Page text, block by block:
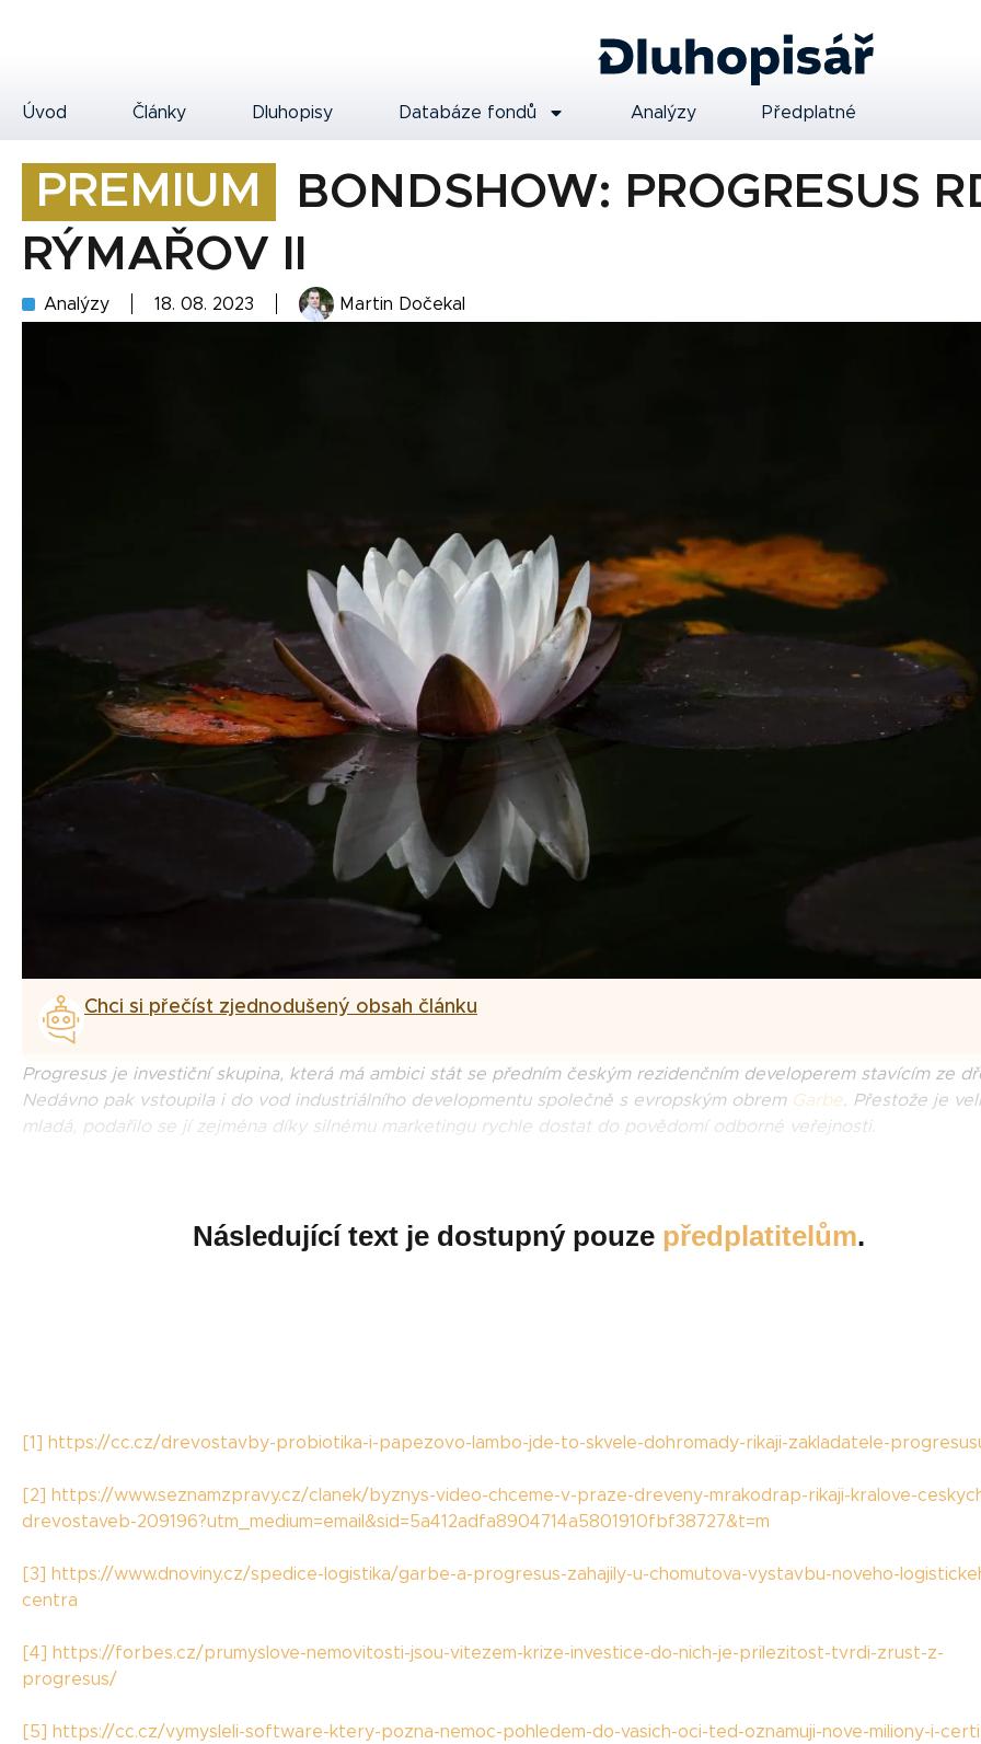
Úvod Články Dluhopisy Databáze fondů Analýzy Předplatné
PREMIUM
BONDSHOW: PROGRESUS
RÝMAŘOV II
Analýzy 18. 08. 2023 Martin Dočekal
Chci si přečíst zjednodušený obsah článku
Progresus je investiční skupina, která má ambici stát se předním českým rezidenčním developerem stavícím ze
Nedávno pak vstoupila i do vod industriálního developmentu společně s evropským obrem Garbe . Přestože je
mladá, podařilo se jí zejména díky silnému marketingu rychle dostat do povědomí odborné veřejnosti.
Následující text je dostupný pouze předplatitelům.
[1] https://cc.cz/drevostavby-probiotika-i-papezovo-lambo-jde-to-skvele-dohromady-rikaji-zakladatele-
[2]
https://www.seznamzpravy.cz/clanek/byznys-video-chceme-v-praze-dreveny-mrakodrap-rikaji-kralove-
drevostaveb-209196?utm_medium=email&sid=5a412adfa8904714a5801910fbf38727&t=m
[3]
https://www.dnoviny.cz/spedice-logistika/garbe-a-progresus-zahajily-u-chomutova-vystavbu-noveho-
centra
[4]
https://forbes.cz/prumyslove-nemovitosti-jsou-vitezem-krize-investice-do-nich-je-prilezitost-tvrdi-zrust-z-
progresus/
[5] https://cc.cz/vymysleli-software-ktery-pozna-nemoc-pohledem-do-vasich-oci-ted-oznamuji-nove-miliony-i-